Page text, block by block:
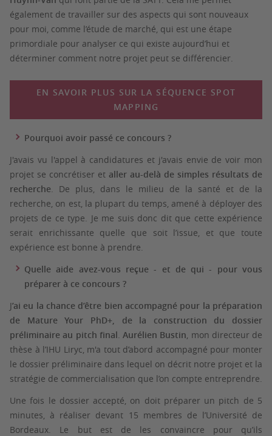
également de travailler sur des aspects qui sont nouveaux
pour moi, comme l’étude de marché, qui est une étape
primordiale pour analyser ce qui existe aujourd’hui et
déterminer comment notre projet peut se différencier.
EN SAVOIR PLUS SUR LA SÉQUENCE SPOT
MAPPING
Pourquoi avoir passé ce concours ?
J'avais vu l'appel à candidatures et j'avais envie de voir mon
projet se concrétiser et aller au-delà de simples résultats de
recherche. De plus, dans le milieu de la santé et de la
recherche, on est, la plupart du temps, amené à déployer des
projets de ce type. Je me suis donc dit que cette expérience
serait enrichissante quelle que soit l’issue, et que toute
expérience est bonne à prendre.
Quelle aide avez-vous reçue - et de qui - pour vous
préparer à ce concours ?
J’ai eu la chance d’être bien accompagné pour la préparation
de Mature Your PhD+, de la construction du dossier
préliminaire au pitch final. Aurélien Bustin, mon directeur de
thèse à l’IHU Liryc, m'a tout d’abord accompagné pour monter
le dossier préliminaire dans lequel on décrit notre projet et la
stratégie de commercialisation que l’on compte entreprendre.
Une fois le dossier accepté, on doit préparer un pitch de 5
minutes, à réaliser devant 15 membres de l’Université de
Bordeaux. Le but est de les convaincre pour qu’ils